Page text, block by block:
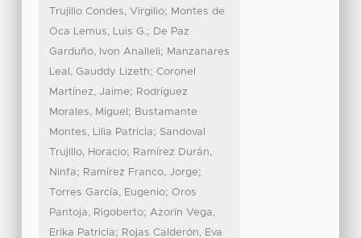
Trujillo Condes, Virgilio; Montes de
Oca Lemus, Luis G.; De Paz
Garduño, Ivon Analleli; Manzanares
Leal, Gauddy Lizeth; Coronel
Martínez, Jaime; Rodríguez
Morales, Miguel ; Bustamante
Montes, Lilia Patricia; Sandoval
Trujillo, Horacio; Ramírez Durán,
Ninfa; Ramírez Franco, Jorge;
Torres García, Eugenio; Oros
Pantoja, Rigoberto; Azorín Vega,
Erika Patricia; Rojas Calderón, Eva